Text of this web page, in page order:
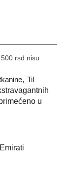
rsd nisu
, Til
u